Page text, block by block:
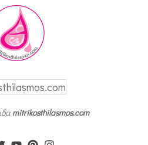
mitrikosthilasmos.com